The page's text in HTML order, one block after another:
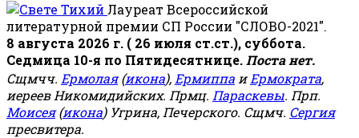
Лауреат Всероссийской
литературной премии СП России "СЛОВО-2021".
8 августа 2026 г. ( 26 июля ст.ст.), суббота.
Седмица 10-я по Пятидесятнице. Поста нет.
Сщмчч. Ермолая(икона), Ермиппа иЕрмократа,
иереев Никомидийских. Прмц. Параскевы. Прп.
Моисея(икона) Угрина, Печерского. Сщмч. Сергия
пресвитера.